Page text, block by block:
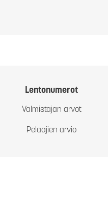
Lentonumerot
Valmistajan arvot
Pelaajien arvio